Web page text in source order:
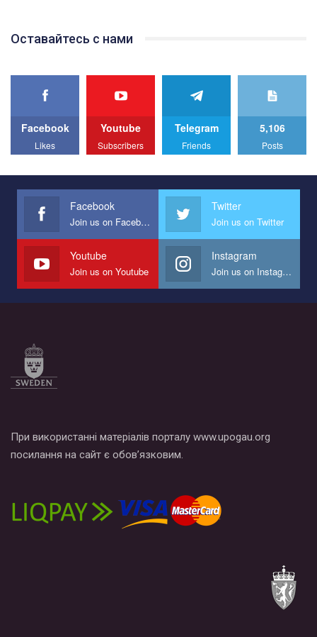
best video, representing programme for the development of
We appeal to your support and ask to help us implement our plan
All you have to do is to press "Like" below the video.
Эмоционально сильный ролик от команды "Гей-альянс
представляющий программу развития организации.
Мы просим вас поддержать нас и помочь нам реализовать
наш план по борьбе с насилием и дискриминацией на почве
СОГИ в Украине.
Все, что вам нужно сделать - это зайти на наш канал YouTube
Оставайтесь с нами
Facebook
Likes
Youtube
Subscribers
Telegram
Friends
5,106
Posts
Facebook
Join us on Facebook
Twitter
Join us on Twitter
Youtube
Join us on Youtube
Instagram
Join us on Instagram
При використанні матеріалів порталу www.upogau.org
посилання на сайт є обов’язковим.